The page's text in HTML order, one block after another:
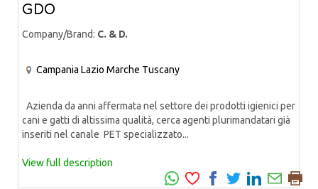
GDO
Company/Brand: C. & D.
Campania Lazio Marche Tuscany
Azienda da anni affermata nel settore dei prodotti igienici per
cani e gatti di altissima qualità, cerca agenti plurimandatari già
inseriti nel canale PET specializzato...
View full description